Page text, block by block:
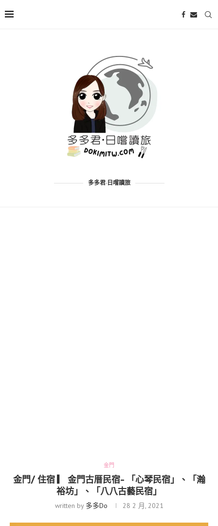
多多君·日嚐讀旅
金門
金門/ 住宿 ▎ 金門古厝民宿- 「心琴民宿」、「瀚
裕坊」、「八八古藝民宿」
written by 多多Do 28 2 月, 2021